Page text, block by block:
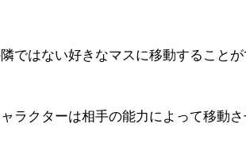
ではない好きなマスに移動すること
ラクターは相手の能力によって移動さ